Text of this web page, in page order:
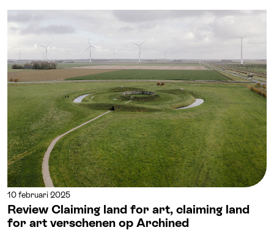
10 februari 2025
Review Claiming land for art, claiming land
for art verschenen op Archined